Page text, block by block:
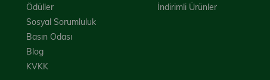
Ödüller
Sosyal Sorumluluk
Basın Odası
Blog
KVKK
İndirimli Ürünler